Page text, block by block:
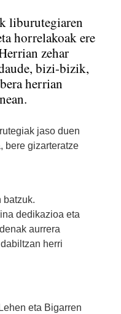
liburutegiaren
horrelakoak ere
zehar
bizi-bizik,
herrian
jaso duen
bere gizarteratze
batzuk.
dedikazioa eta
aurrera
herri
eta Bigarren